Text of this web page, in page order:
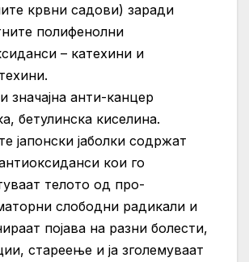
крвни садови) заради
полифенолни
– катехини и
значајна анти-канцер
бетулинска киселина.
јапонски јаболки содржат
кои го
телото од про-
слободни радикали и
појава на разни болести,
стареење и ја зголемуваат